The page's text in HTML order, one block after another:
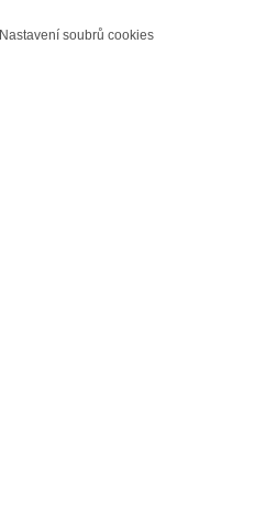
Nastavení soubrů cookies